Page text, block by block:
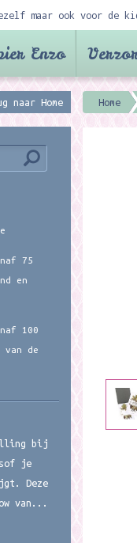
maar ook voor de
Enzo
naar Home Home
75
en
100
de
bij
je
Deze
van...